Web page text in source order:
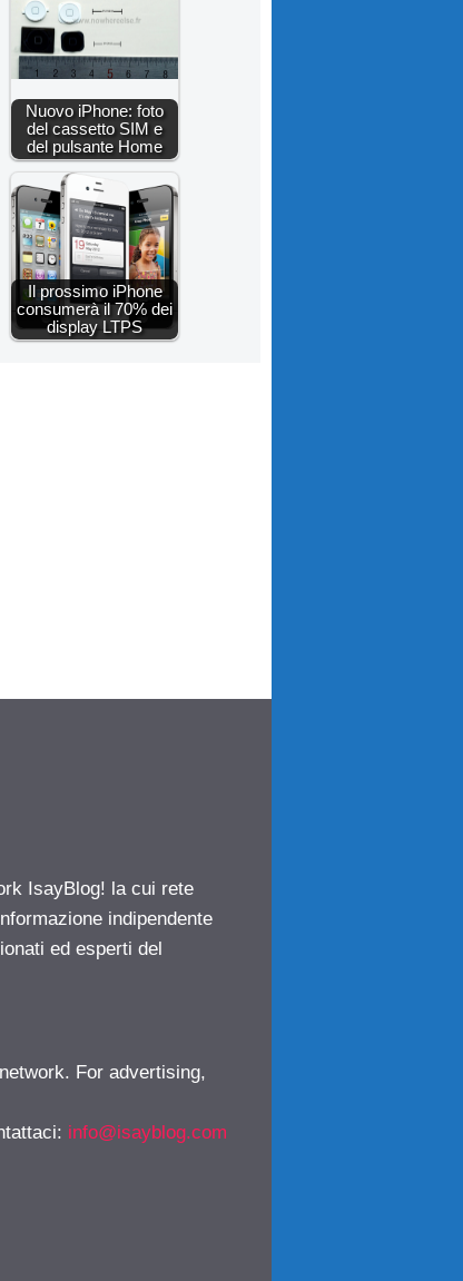
Nuovo iPhone: foto
del cassetto SIM e
del pulsante Home
Il prossimo iPhone
consumerà il 70% dei
display LTPS
IsayBlog! la cui rete
indipendente
ed esperti del
For advertising,
: info@isayblog.com